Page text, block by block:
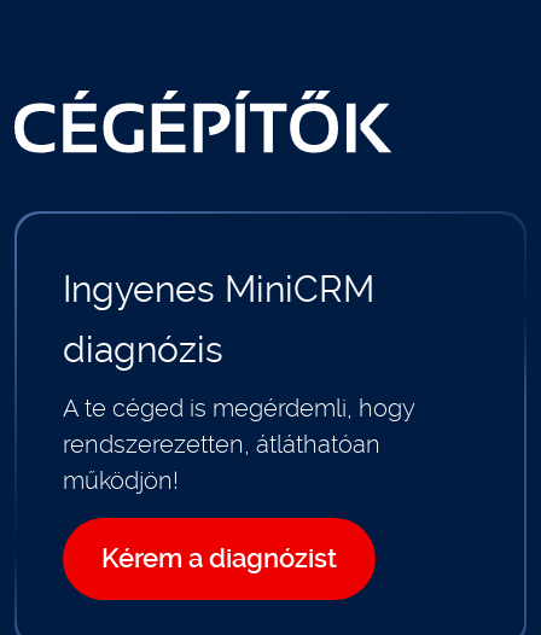
Ingyenes MiniCRM
diagnózis
A te céged is megérdemli, hogy
rendszerezetten, átláthatóan
működjön!
Kérem a diagnózist